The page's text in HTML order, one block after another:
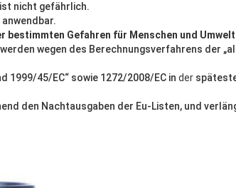
nicht gefährlich.
anwendbar.
bestimmten Gefahren für Menschen und
wegen des Berechnungsverfahrens der
1999/45/EC“ sowie 1272/2008/EC in der
den Nachtausgaben der Eu-Listen, und